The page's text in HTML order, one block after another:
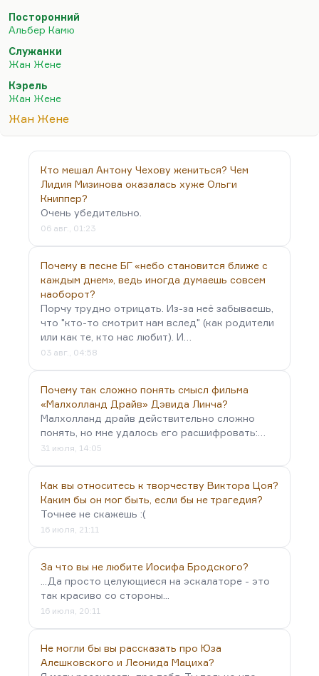
не люблю.
Что касается Селина и Сартра, то вот это к
вопросу о послевоенной Европе или межвоенной
Европе. Здесь, конечно, вы пропустили Камю.
Камю — самый типичный автор этой эпохи,
повествующий, с одной стороны, о
расчеловечивании; а с другой, вот,
«Посторонний» — это исповедь человека
модерна, который не умеет испытывать
предписанные чувства, который все время сам
себе…
Посторонний
Альбер Камю
Служанки
Жан Жене
Кэрель
Жан Жене
Жан Жене
Кто мешал Антону Чехову жениться? Чем
Лидия Мизинова оказалась хуже Ольги
Книппер?
Очень убедительно.
06 авг., 01:23
Почему в песне БГ «небо становится ближе с
каждым днем», ведь иногда думаешь совсем
наоборот?
Порчу трудно отрицать. Из-за неё забываешь,
что "кто-то смотрит нам вслед" (как родители
или как те, кто нас любит). И…
03 авг., 04:58
Почему так сложно понять смысл фильма
«Малхолланд Драйв» Дэвида Линча?
Малхолланд драйв действительно сложно
понять, но мне удалось его расшифровать:…
31 июля, 14:05
Как вы относитесь к творчеству Виктора Цоя?
Каким бы он мог быть, если бы не трагедия?
Точнее не скажешь :(
16 июля, 21:11
За что вы не любите Иосифа Бродского?
...Да просто целующиеся на эскалаторе - это
так красиво со стороны...
16 июля, 20:11
Не могли бы вы рассказать про Юза
Алешковского и Леонида Мациха?